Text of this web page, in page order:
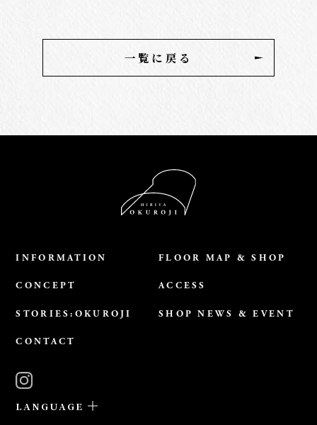
一覧に戻る
INFORMATION FLOOR MAP & SHOP
CONCEPT ACCESS
STORIES:OKUROJI SHOP NEWS & EVENT
CONTACT
LANGUAGE